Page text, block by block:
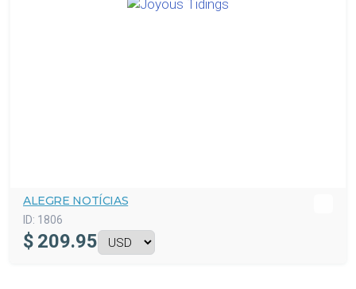
ALEGRE NOTÍCIAS
ID: 1806
$ 209.95